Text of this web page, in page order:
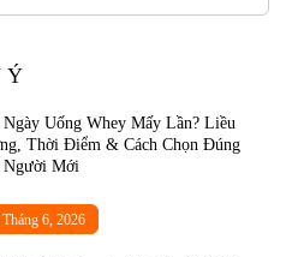
Ý
Uống Whey Mấy Lần? Liều
Thời Điểm & Cách Chọn Đúng
Người Mới
Tháng 6, 2026